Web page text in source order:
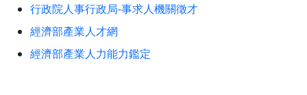
行政院人事行政局-事求人機關徵才
經濟部產業人才網
經濟部產業人力能力鑑定